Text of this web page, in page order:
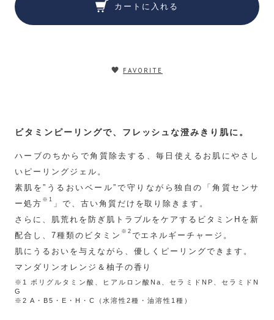
カートに入れる
FAVORITE
ビタミンピーリングで、フレッシュな澄みきり肌に。
ハーブのちからで角質除去する、毎日使えるお肌にやさし
いピーリングジェル。
素肌を”うるおいベール”で守りながら独自の「角質センサ
ー処方 ※1 」で、古い角質だけを取り除きます。
さらに、肌荒れを防ぎ肌トラブルをケアするビタミンHを新
配合し、7種類のビタミン ※2 でエネルギーチャージ。
肌にうるおいを与えながら、優しくピーリングできます。
マンダリンオレンジ＆柚子の香り
※1 ボリグルタミン酸、ヒアルロン酸Na、セラミドNP、セラミドN
G
※2 A・B5・E・H・C（水溶性2種・油溶性1種）